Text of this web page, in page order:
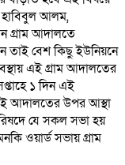
হাবিবুল আলম,
গ্রাম আদালতে
তাই বেশ কিছু ইউনিয়নে
এই গ্রাম আদালতের
১ দিন এই
আদালতের উপর আস্থা
যে সকল সভা হয়
ওয়ার্ড সভায় গ্রাম